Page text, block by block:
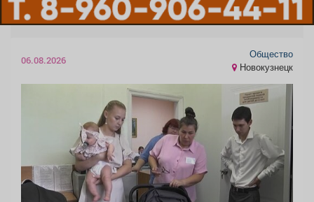
06.08.2026
Общество
Новокузнецк